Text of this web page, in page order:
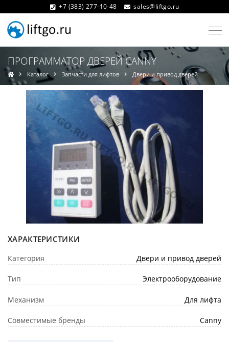
+7 (383) 277-10-48 sales@liftgo.ru
ПРОГРАММАТОР ДВЕРЕЙ CANNY
Каталог Запчасти для лифтов Двери и привод дверей
ХАРАКТЕРИСТИКИ
Категория Двери и привод дверей
Тип Электрооборудование
Механизм Для лифта
Совместимые бренды Canny